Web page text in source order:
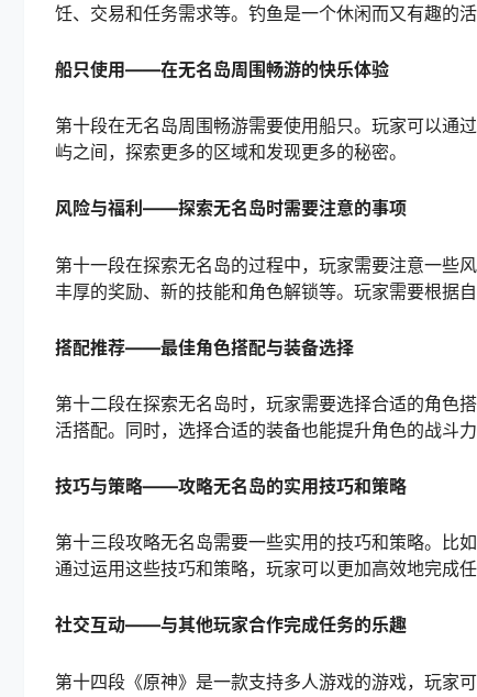
饪、交易和任务需求等。钓鱼是一个休闲而又有趣的
船只使用——在无名岛周围畅游的快乐体验
第十段在无名岛周围畅游需要使用船只。玩家可以通
屿之间，探索更多的区域和发现更多的秘密。
风险与福利——探索无名岛时需要注意的事项
第十一段在探索无名岛的过程中，玩家需要注意一些
丰厚的奖励、新的技能和角色解锁等。玩家需要根据
搭配推荐——最佳角色搭配与装备选择
第十二段在探索无名岛时，玩家需要选择合适的角色
活搭配。同时，选择合适的装备也能提升角色的战斗力
技巧与策略——攻略无名岛的实用技巧和策略
第十三段攻略无名岛需要一些实用的技巧和策略。比
通过运用这些技巧和策略，玩家可以更加高效地完成任
社交互动——与其他玩家合作完成任务的乐趣
第十四段《原神》是一款支持多人游戏的游戏，玩家